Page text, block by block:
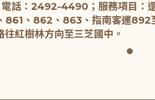
電話：2492-4490；服務項目：
861、862、863、指南客運892
紅樹林方向至三芝國中。